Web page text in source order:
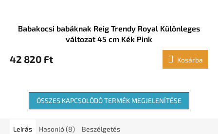
Babakocsi babáknak Reig Trendy Royal Különleges
változat 45 cm Kék Pink
42 820 Ft Kosárba
ÖSSZES KAPCSOLÓDÓ TERMÉK MEGJELENÍTÉSE
Leírás Hasonló (8) Beszélgetés